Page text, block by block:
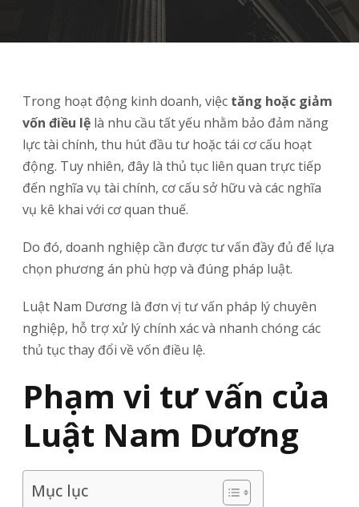
Trong hoạt động kinh doanh, việc tăng hoặc giảm
vốn điều lệ là nhu cầu tất yếu nhằm bảo đảm năng
lực tài chính, thu hút đầu tư hoặc tái cơ cấu hoạt
động. Tuy nhiên, đây là thủ tục liên quan trực tiếp
đến nghĩa vụ tài chính, cơ cấu sở hữu và các nghĩa
vụ kê khai với cơ quan thuế.
Do đó, doanh nghiệp cần được tư vấn đầy đủ để lựa
chọn phương án phù hợp và đúng pháp luật.
Luật Nam Dương là đơn vị tư vấn pháp lý chuyên
nghiệp, hỗ trợ xử lý chính xác và nhanh chóng các
thủ tục thay đổi về vốn điều lệ.
Phạm vi tư vấn của
Luật Nam Dương
Mục lục